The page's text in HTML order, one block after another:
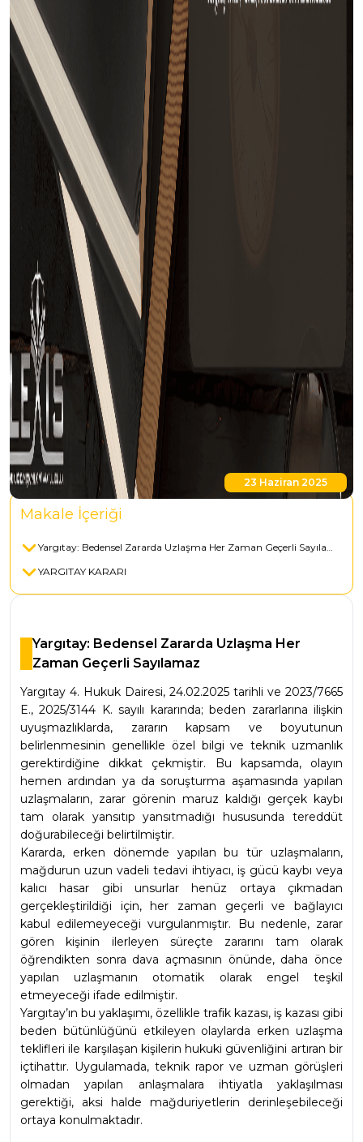
23 Haziran 2025
Makale İçeriği
Yargıtay: Bedensel Zararda Uzlaşma Her Zaman Geçerli Sayılamaz
YARGITAY KARARI
Yargıtay: Bedensel Zararda Uzlaşma Her
Zaman Geçerli Sayılamaz
Yargıtay 4. Hukuk Dairesi, 24.02.2025 tarihli ve 2023/7665
E., 2025/3144 K. sayılı kararında; beden zararlarına ilişkin
uyuşmazlıklarda, zararın kapsam ve boyutunun
belirlenmesinin genellikle özel bilgi ve teknik uzmanlık
gerektirdiğine dikkat çekmiştir. Bu kapsamda, olayın
hemen ardından ya da soruşturma aşamasında yapılan
uzlaşmaların, zarar görenin maruz kaldığı gerçek kaybı
tam olarak yansıtıp yansıtmadığı hususunda tereddüt
doğurabileceği belirtilmiştir.
Kararda, erken dönemde yapılan bu tür uzlaşmaların,
mağdurun uzun vadeli tedavi ihtiyacı, iş gücü kaybı veya
kalıcı hasar gibi unsurlar henüz ortaya çıkmadan
gerçekleştirildiği için, her zaman geçerli ve bağlayıcı
kabul edilemeyeceği vurgulanmıştır. Bu nedenle, zarar
gören kişinin ilerleyen süreçte zararını tam olarak
öğrendikten sonra dava açmasının önünde, daha önce
yapılan uzlaşmanın otomatik olarak engel teşkil
etmeyeceği ifade edilmiştir.
Yargıtay’ın bu yaklaşımı, özellikle trafik kazası, iş kazası gibi
beden bütünlüğünü etkileyen olaylarda erken uzlaşma
teklifleri ile karşılaşan kişilerin hukuki güvenliğini artıran bir
içtihattır. Uygulamada, teknik rapor ve uzman görüşleri
olmadan yapılan anlaşmalara ihtiyatla yaklaşılması
gerektiği, aksi halde mağduriyetlerin derinleşebileceği
ortaya konulmaktadır.